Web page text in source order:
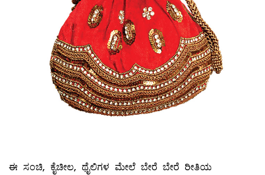
ಈ ಸಂಚಿ, ಕೈಚೀಲ, ಥೈಲಿಗಳ ಮೇಲೆ ಬೇರೆ ಬೇರೆ ರೀತಿಯ